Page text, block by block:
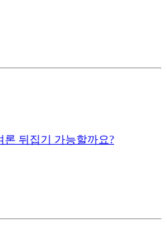
뒤집기 가능할까요?